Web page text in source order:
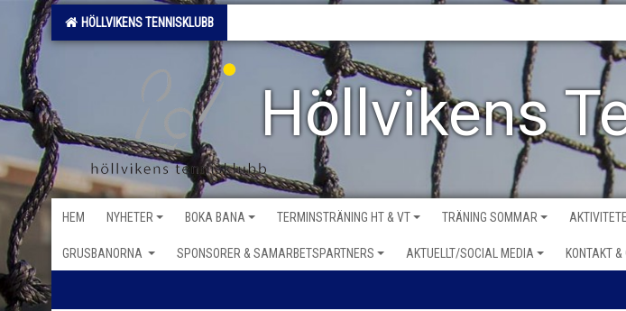
HÖLLVIKENS TENNISKLUBB
Höllvikens
HEM NYHETER BOKA BANA TERMINSTRÄNING HT & VT TRÄNING SOMMAR
GRUSBANORNA SPONSORER & SAMARBETSPARTNERS AKTUELLT/SOCIAL MEDIA KONTAKT &